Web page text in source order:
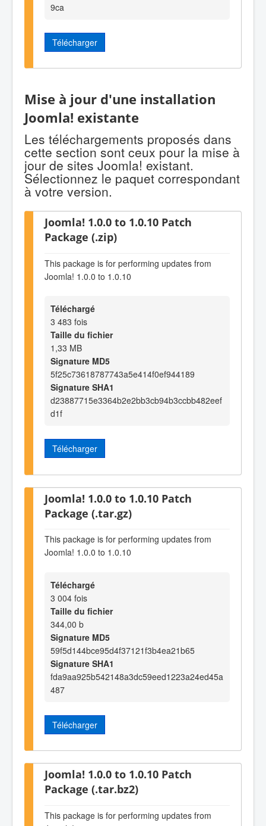
9ca
Télécharger
Mise à jour d'une installation
Joomla! existante
Les téléchargements proposés dans
cette section sont ceux pour la mise à
jour de sites Joomla! existant.
Sélectionnez le paquet correspondant
à votre version.
Joomla! 1.0.0 to 1.0.10 Patch
Package (.zip)
This package is for performing updates from
Joomla! 1.0.0 to 1.0.10
Téléchargé
3 483 fois
Taille du fichier
1,33 MB
Signature MD5
5f25c73618787743a5e414f0ef944189
Signature SHA1
d23887715e3364b2e2bb3cb94b3ccbb482eef
d1f
Télécharger
Joomla! 1.0.0 to 1.0.10 Patch
Package (.tar.gz)
This package is for performing updates from
Joomla! 1.0.0 to 1.0.10
Téléchargé
3 004 fois
Taille du fichier
344,00 b
Signature MD5
59f5d144bce95d4f37121f3b4ea21b65
Signature SHA1
fda9aa925b542148a3dc59eed1223a24ed45a
487
Télécharger
Joomla! 1.0.0 to 1.0.10 Patch
Package (.tar.bz2)
This package is for performing updates from